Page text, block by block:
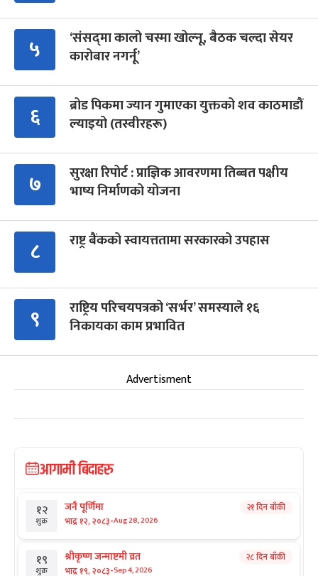
५
‘संसद्‍मा कालो चस्मा खोल्नू, बैठक चल्दा सेयर
कारोबार नगर्नू’
६
ब्रोड पिकमा ज्यान गुमाएका युक्तको शव काठमाडौं
ल्याइयो (तस्वीरहरू)
७
सुरक्षा रिपोर्ट : प्राज्ञिक आवरणमा तिब्बत पक्षीय
भाष्य निर्माणको योजना
८ राष्ट्र बैंकको स्वायत्ततामा सरकारको उपहास
९
राष्ट्रिय परिचयपत्रको ‘सर्भर’ समस्याले १६
निकायका काम प्रभावित
Advertisment
आगामी बिदाहरु
१२
शुक्र
जनै पूर्णिमा
भाद्र १२, २०८३-Aug 28, 2026
२१ दिन बाँकी
१९
शुक्र
श्रीकृष्ण जन्माष्टमी व्रत
भाद्र १९, २०८३-Sep 4, 2026
२८ दिन बाँकी